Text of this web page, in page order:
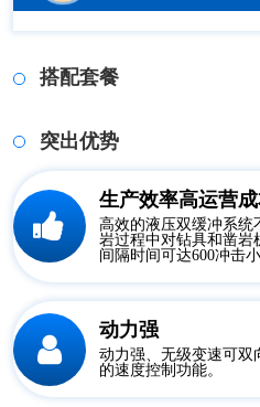
搭配套餐
突出优势
生产效率高运营
高效的液压双缓冲系统
岩过程中对钻具和凿岩
间隔时间可达600冲击
动力强
动力强、无级变速可双
的速度控制功能。